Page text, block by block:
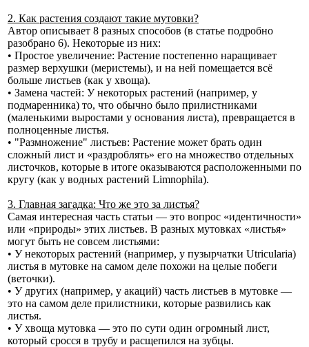
2. Как растения создают такие мутовки?
Автор описывает 8 разных способов (в статье подробно
разобрано 6). Некоторые из них:
• Простое увеличение: Растение постепенно наращивает
размер верхушки (меристемы), и на ней помещается всё
больше листьев (как у хвоща).
• Замена частей: У некоторых растений (например, у
подмаренника) то, что обычно было прилистниками
(маленькими выростами у основания листа), превращается в
полноценные листья.
• "Размножение" листьев: Растение может брать один
сложный лист и «раздроблять» его на множество отдельных
листочков, которые в итоге оказываются расположенными по
кругу (как у водных растений Limnophila).
3. Главная загадка: Что же это за листья?
Самая интересная часть статьи — это вопрос «идентичности»
или «природы» этих листьев. В разных мутовках «листья»
могут быть не совсем листьями:
• У некоторых растений (например, у пузырчатки Utricularia)
листья в мутовке на самом деле похожи на целые побеги
(веточки).
• У других (например, у акаций) часть листьев в мутовке —
это на самом деле прилистники, которые развились как
листья.
• У хвоща мутовка — это по сути один огромный лист,
который сросся в трубу и расщепился на зубцы.